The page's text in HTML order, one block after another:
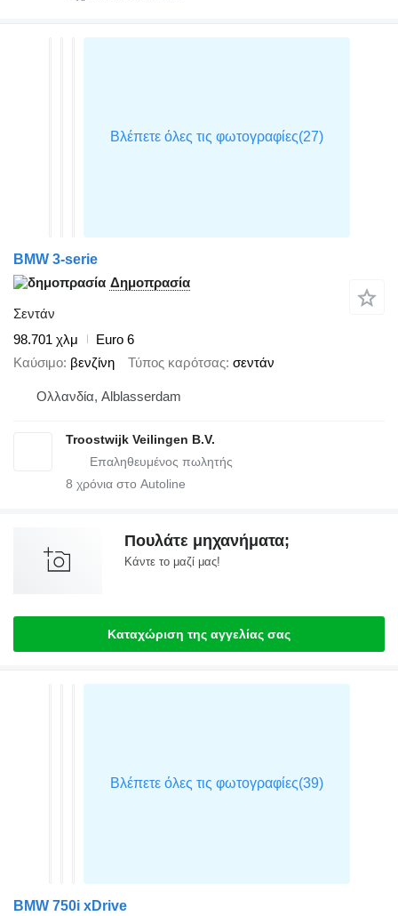
BMW 3-serie
Δημοπρασία
Σεντάν
98.701 χλμ
Euro 6
Καύσιμο βενζίνη Τύπος καρότσας σεντάν
Ολλανδία, Alblasserdam
Troostwijk Veilingen B.V.
8 χρόνια στο Autoline
Πουλάτε μηχανήματα;
Κάντε το μαζί μας!
Καταχώριση της αγγελίας σας
BMW 750i xDrive